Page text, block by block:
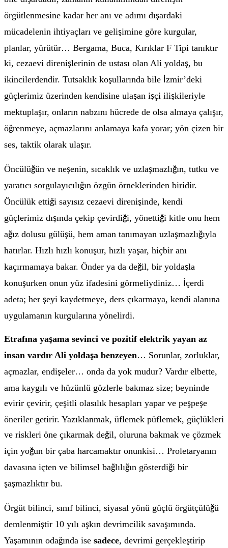
örgütlenmesine kadar her anı ve adımı dışardaki
mücadelenin ihtiyaçları ve gelişimine göre kurgular,
planlar, yürütür… Bergama, Buca, Kırıklar F Tipi tanıktır
ki, cezaevi direnişlerinin de ustası olan Ali yoldaş, bu
ikincilerdendir. Tutsaklık koşullarında bile İzmir’deki
güçlerimiz üzerinden kendisine ulaşan işçi ilişkileriyle
mektuplaşır, onların nabzını hücrede de olsa almaya çalışır,
öğrenmeye, açmazlarını anlamaya kafa yorar; yön çizen bir
ses, taktik olarak ulaşır.
Öncülüğün ve neşenin, sıcaklık ve uzlaşmazlığın, tutku ve
yaratıcı sorgulayıcılığın özgün örneklerinden biridir.
Öncülük ettiği sayısız cezaevi direnişinde, kendi
güçlerimiz dışında çekip çevirdiği, yönettiği kitle onu hem
ağız dolusu gülüşü, hem aman tanımayan uzlaşmazlığıyla
hatırlar. Hızlı hızlı konuşur, hızlı yaşar, hiçbir anı
kaçırmamaya bakar. Önder ya da değil, bir yoldaşla
konuşurken onun yüz ifadesini görmeliydiniz… İçerdi
adeta; her şeyi kaydetmeye, ders çıkarmaya, kendi alanına
uygulamanın kurgularına yönelirdi.
Etrafına yaşama sevinci ve pozitif elektrik yayan az
insan vardır Ali yoldaşa benzeyen… Sorunlar, zorluklar,
açmazlar, endişeler… onda da yok mudur? Vardır elbette,
ama kaygılı ve hüzünlü gözlerle bakmaz size; beyninde
evirir çevirir, çeşitli olasılık hesapları yapar ve peşpeşe
öneriler getirir. Yazıklanmak, üflemek püflemek, güçlükleri
ve riskleri öne çıkarmak değil, oluruna bakmak ve çözmek
için yoğun bir çaba harcamaktır onunkisi… Proletaryanın
davasına içten ve bilimsel bağlılığın gösterdiği bir
şaşmazlıktır bu.
Örgüt bilinci, sınıf bilinci, siyasal yönü güçlü örgütçülüğü
demlenmiştir 10 yılı aşkın devrimcilik savaşımında.
Yaşamının odağında ise sadece, devrimi gerçekleştirip